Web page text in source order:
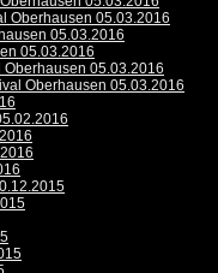
Oberhausen 05.03.2016
05.03.2016
05.03.2016
Oberhausen 05.03.2016
Oberhausen 05.03.2016